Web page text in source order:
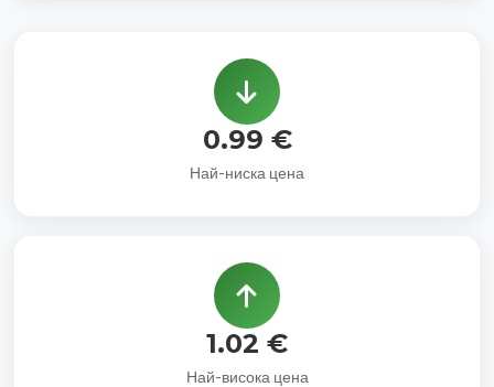
0.99 €
Най-ниска цена
1.02 €
Най-висока цена